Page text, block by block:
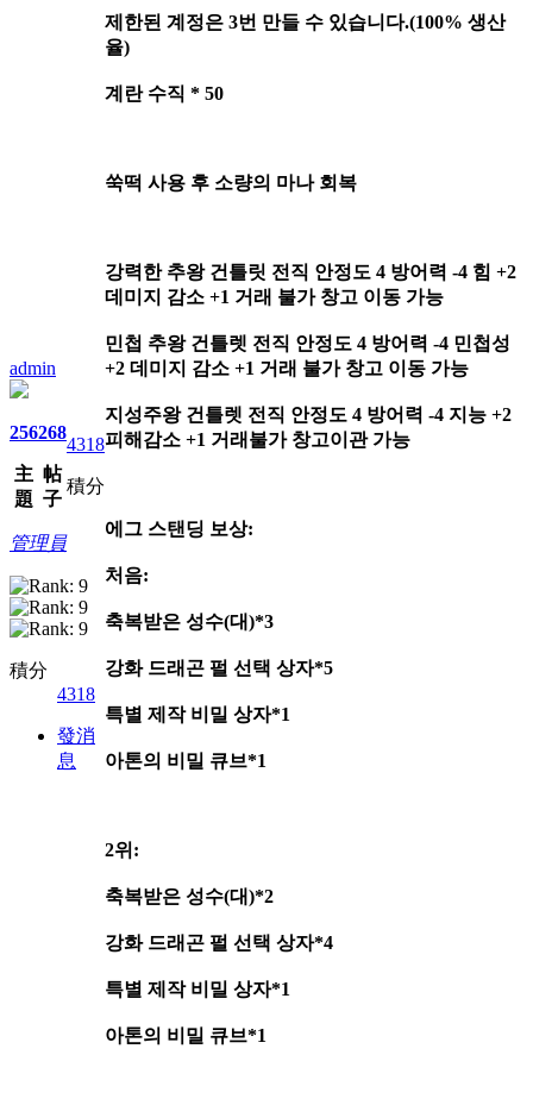
admin
256
主
題
268
帖
子
4318
積分
管理員
積分
4318
發消
息
제한된 계정은 3번 만들 수 있습니다.(100% 생산
율)
계란 수직 * 50
쑥떡 사용 후 소량의 마나 회복
강력한 추왕 건틀릿 전직 안정도 4 방어력 -4 힘 +2
데미지 감소 +1 거래 불가 창고 이동 가능
민첩 추왕 건틀렛 전직 안정도 4 방어력 -4 민첩성
+2 데미지 감소 +1 거래 불가 창고 이동 가능
지성주왕 건틀렛 전직 안정도 4 방어력 -4 지능 +2
피해감소 +1 거래불가 창고이관 가능
에그 스탠딩 보상:
처음:
축복받은 성수(대)*3
강화 드래곤 펄 선택 상자*5
특별 제작 비밀 상자*1
아톤의 비밀 큐브*1
2위:
축복받은 성수(대)*2
강화 드래곤 펄 선택 상자*4
특별 제작 비밀 상자*1
아톤의 비밀 큐브*1